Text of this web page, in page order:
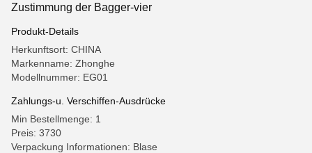
Zustimmung der Bagger-vier
Produkt-Details
Herkunftsort: CHINA
Markenname: Zhonghe
Modellnummer: EG01
Zahlungs-u. Verschiffen-Ausdrücke
Min Bestellmenge: 1
Preis: 3730
Verpackung Informationen: Blase